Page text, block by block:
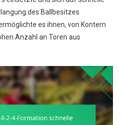
des Ballbesitzes
es ihnen, von Kontern
Anzahl an Toren aus